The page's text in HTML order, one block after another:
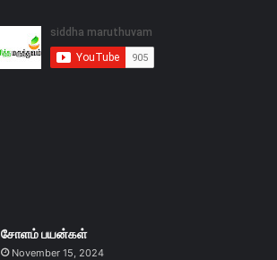
சோளம் பயன்கள்
November 15, 2024